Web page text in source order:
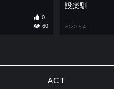
0
60
設楽馴
2020.5.4
ACT